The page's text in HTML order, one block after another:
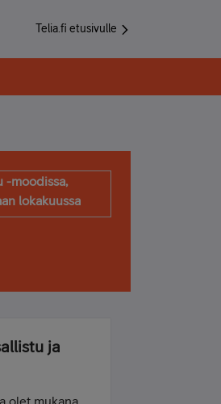
Telia.fi etusivulle
-moodissa,
lokakuussa
ja
olet mukana